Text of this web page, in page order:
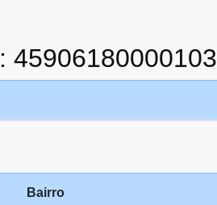
45906180000103
Bairro